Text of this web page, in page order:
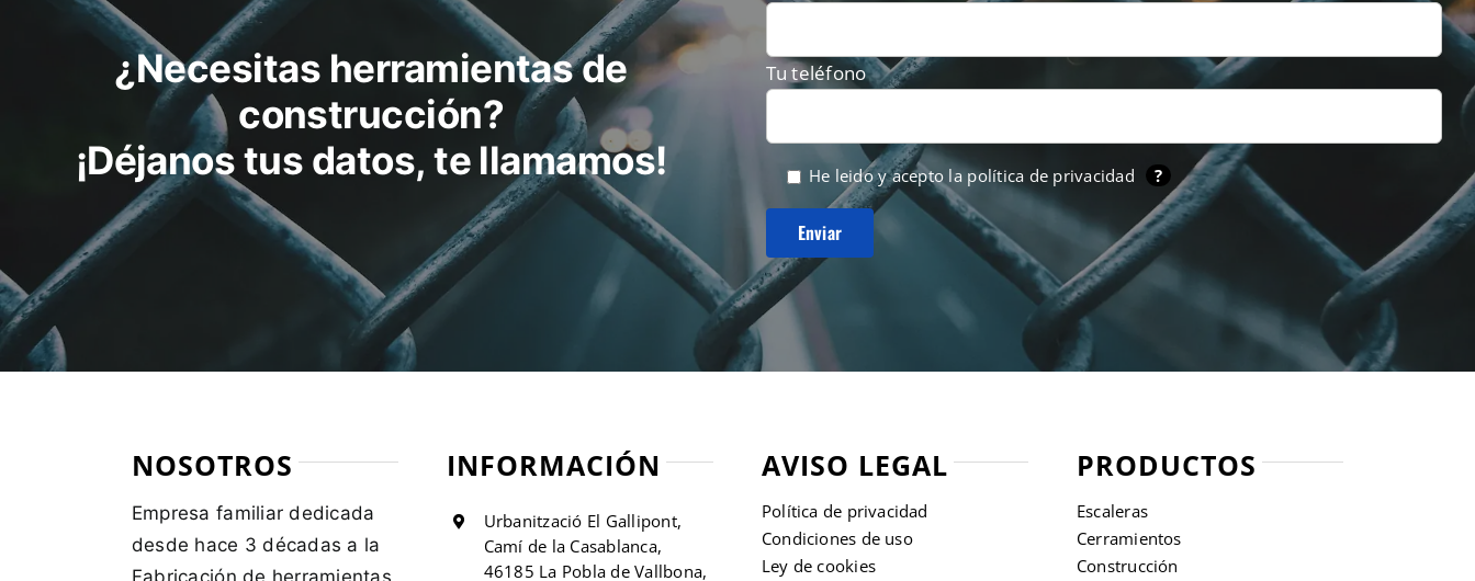
¿Necesitas herramientas de
construcción?
¡Déjanos tus datos, te llamamos!
Tu teléfono
He leido y acepto la política de privacidad ?
NOSOTROS
Empresa familiar dedicada
desde hace 3 décadas a la
Fabricación de herramientas
INFORMACIÓN
Urbanització El Gallipont,
Camí de la Casablanca,
46185 La Pobla de Vallbona,
AVISO LEGAL
Política de privacidad
Condiciones de uso
Ley de cookies
PRODUCTOS
Escaleras
Cerramientos
Construcción